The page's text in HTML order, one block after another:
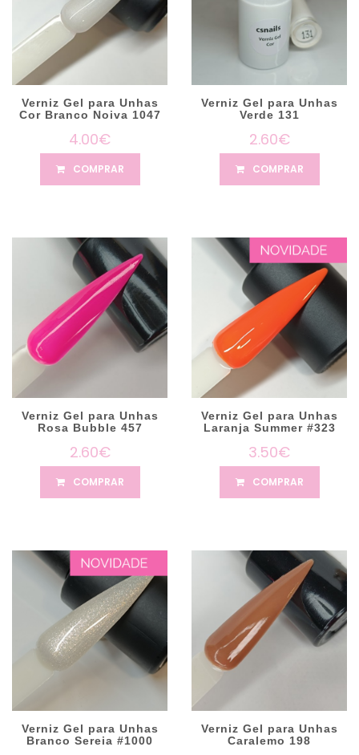
Verniz Gel para Unhas
Cor Branco Noiva 1047
4.00€
COMPRAR
Verniz Gel para Unhas
Verde 131
2.60€
COMPRAR
Verniz Gel para Unhas
Rosa Bubble 457
2.60€
COMPRAR
Verniz Gel para Unhas
Laranja Summer #323
3.50€
COMPRAR
Verniz Gel para Unhas
Branco Sereia #1000
Verniz Gel para Unhas
Caralemo 198